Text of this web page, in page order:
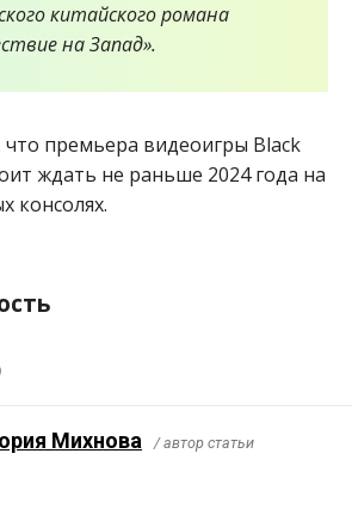
китайского романа
на Запад».
премьера видеоигры Black
ждать не раньше 2024 года на
консолях.
Михнова / автор статьи